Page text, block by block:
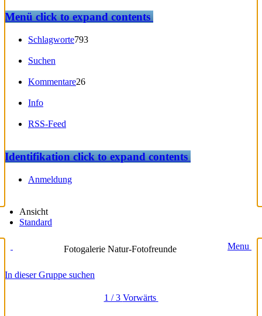
Menüclick to expand contents
Schlagworte793
Suchen
Kommentare26
Info
RSS-Feed
Identifikationclick to expand contents
Anmeldung
Ansicht
Standard
Fotogalerie Natur-Fotofreunde Menu
In dieser Gruppe suchen
1 / 3 Vorwärts